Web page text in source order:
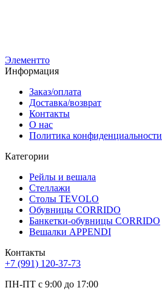
Элементто
Информация
Заказ/оплата
Доставка/возврат
Контакты
О нас
Политика конфиденциальности
Категории
Рейлы и вешала
Стеллажи
Столы TEVOLO
Обувницы CORRIDO
Банкетки-обувницы CORRIDO
Вешалки APPENDI
Контакты
+7 (991) 120-37-73
ПН-ПТ с 9:00 до 17:00